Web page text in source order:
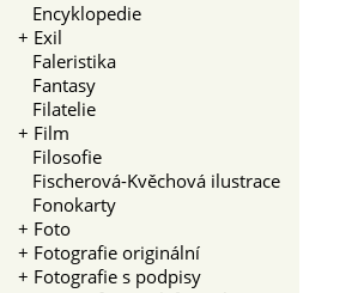
Encyklopedie
+ Exil
Faleristika
Fantasy
Filatelie
+ Film
Filosofie
Fischerová-Kvěchová ilustrace
Fonokarty
+ Foto
+ Fotografie originální
+ Fotografie s podpisy